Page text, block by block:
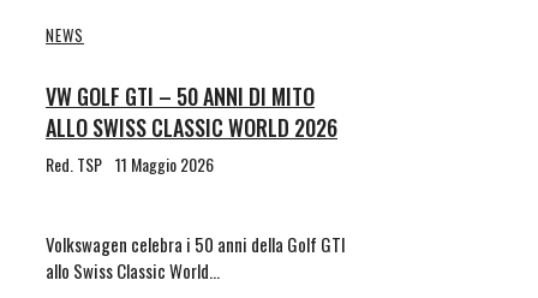
NEWS
VW GOLF GTI – 50 ANNI DI MITO
ALLO SWISS CLASSIC WORLD 2026
Red. TSP 11 Maggio 2026
Volkswagen celebra i 50 anni della Golf GTI
allo Swiss Classic World…